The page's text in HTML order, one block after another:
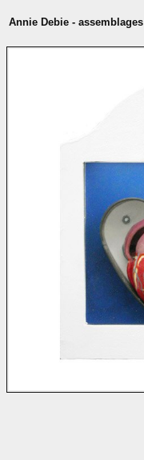
Annie Debie - assemblages